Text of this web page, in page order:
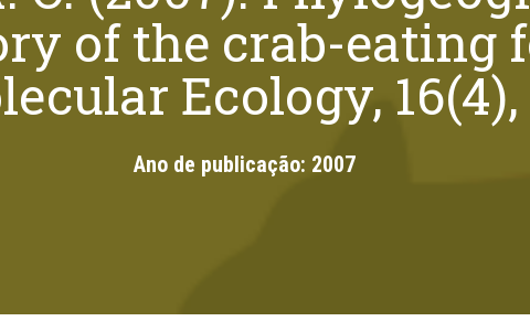
of the crab-eating
Ecology, 16(4),
Ano de publicação: 2007